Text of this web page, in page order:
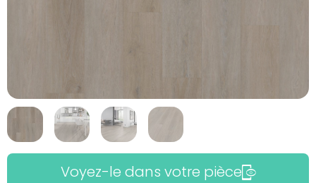
Voyez-le dans votre pièce